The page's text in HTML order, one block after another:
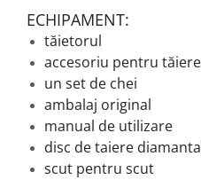
ECHIPAMENT:
tăietorul
accesoriu pentru
un set de chei
ambalaj original
manual de utilizare
disc de taiere
scut pentru scut